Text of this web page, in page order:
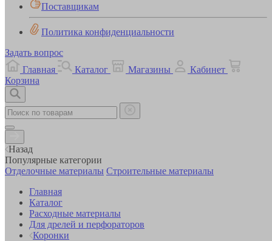
Поставщикам
Политика конфиденциальности
Задать вопрос
Главная
Каталог Магазины
Кабинет
Корзина
Назад
Популярные категории
Отделочные материалы Строительные материалы
Главная
Каталог
Расходные материалы
Для дрелей и перфораторов
Коронки